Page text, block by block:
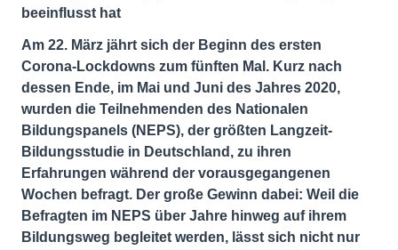
beeinflusst hat
Am 22. März jährt sich der Beginn des ersten
Corona-Lockdowns zum fünften Mal. Kurz nach
dessen Ende, im Mai und Juni des Jahres 2020,
wurden die Teilnehmenden des Nationalen
Bildungspanels (NEPS), der größten Langzeit-
Bildungsstudie in Deutschland, zu ihren
Erfahrungen während der vorausgegangenen
Wochen befragt. Der große Gewinn dabei: Weil die
Befragten im NEPS über Jahre hinweg auf ihrem
Bildungsweg begleitet werden, lässt sich nicht nur